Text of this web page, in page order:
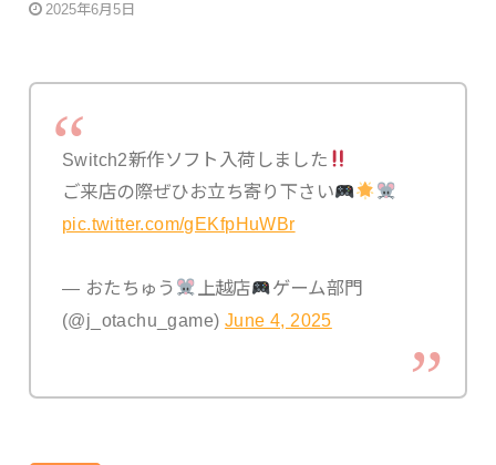
2025年6月5日
Switch2新作ソフト入荷しました
ご来店の際ぜひお立ち寄り下さい
pic.twitter.com/gEKfpHuWBr
— おたちゅう 上越店
ゲーム部門
(@j_otachu_game) June 4, 2025